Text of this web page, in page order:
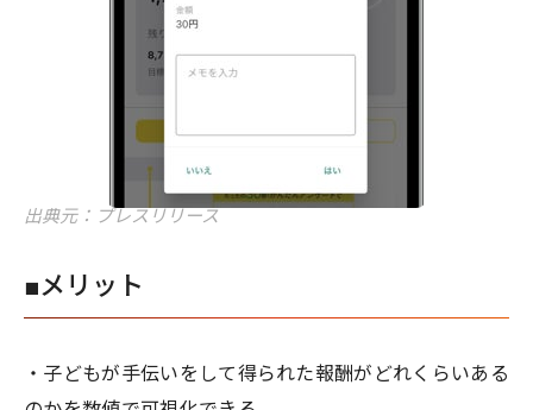
出典元：プレスリリース
■メリット
・子どもが手伝いをして得られた報酬がどれくらいある